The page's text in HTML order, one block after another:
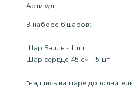
Артикул
В наборе 6 шаров:
Шар Бэлль - 1 шт
Шар сердце 45 см - 5 шт
*надпись на шаре